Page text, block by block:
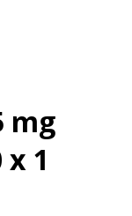
mg
1